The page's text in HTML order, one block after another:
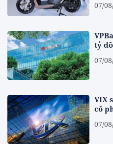
07/
tỷ
07/
VIX
cổ
07/